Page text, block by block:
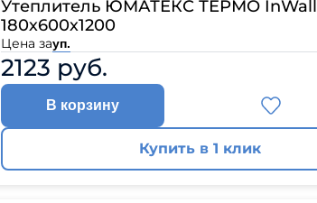
Утеплитель ЮМАТЕКС ТЕРМО InWall
180х600х1200
Цена зауп.
2123 руб.
В корзину
Купить в 1 клик